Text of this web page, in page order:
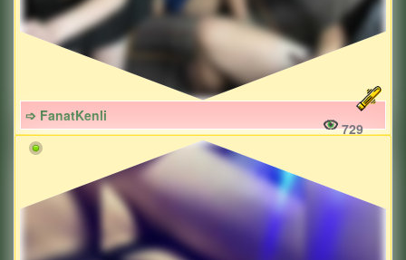
➩ FanatKenli
729